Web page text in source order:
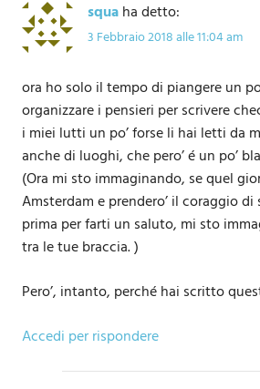
squaha detto:
3 Febbraio 2018 alle 11:04 am
ora ho solo il tempo di piangere un
organizzare i pensieri per scrivere
i miei lutti un po’ forse li hai letti da
anche di luoghi, che pero’ é un po’
(Ora mi sto immaginando, se quel
Amsterdam e prendero’ il coraggio
prima per farti un saluto, mi sto
tra le tue braccia. )
Pero’, intanto, perché hai scritto
Accedi per rispondere